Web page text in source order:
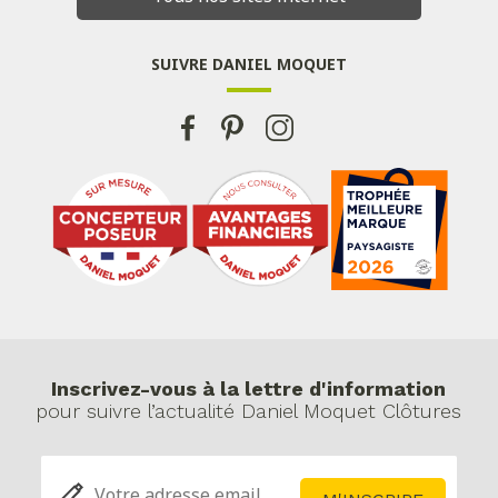
SUIVRE DANIEL MOQUET
Inscrivez-vous à la lettre d'information
pour suivre l’actualité Daniel Moquet Clôtures